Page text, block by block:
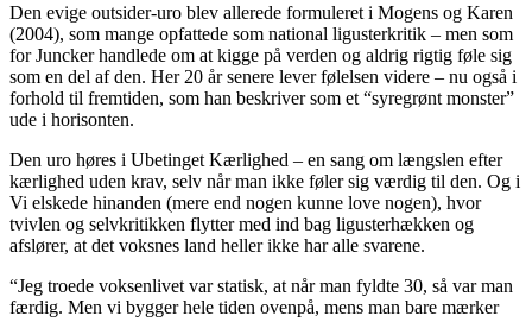
Den evige outsider-uro blev allerede formuleret i Mogens og Karen
(2004), som mange opfattede som national ligusterkritik – men som
for Juncker handlede om at kigge på verden og aldrig rigtig føle sig
som en del af den. Her 20 år senere lever følelsen videre – nu også i
forhold til fremtiden, som han beskriver som et “syregrønt monster”
ude i horisonten.
Den uro høres i Ubetinget Kærlighed – en sang om længslen efter
kærlighed uden krav, selv når man ikke føler sig værdig til den. Og i
Vi elskede hinanden (mere end nogen kunne love nogen), hvor
tvivlen og selvkritikken flytter med ind bag ligusterhækken og
afslører, at det voksnes land heller ikke har alle svarene.
“Jeg troede voksenlivet var statisk, at når man fyldte 30, så var man
færdig. Men vi bygger hele tiden ovenpå, mens man bare mærker